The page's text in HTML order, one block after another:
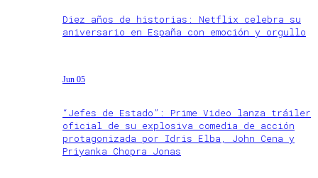
Diez años de historias: Netflix celebra su
aniversario en España con emoción y orgullo
Jun 05
“Jefes de Estado”: Prime Video lanza tráiler
oficial de su explosiva comedia de acción
protagonizada por Idris Elba, John Cena y
Priyanka Chopra Jonas